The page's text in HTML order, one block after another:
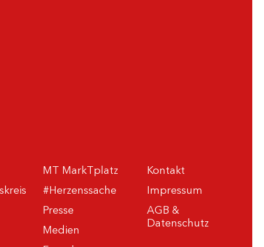
MT MarkTplatz
#Herzenssache
Presse
Medien
Kontakt
Impressum
AGB &
Datenschutz